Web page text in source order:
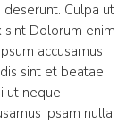
Culpa ut
sint Dolorum enim
accusamus
sint et beatae
ut neque
ipsam nulla.